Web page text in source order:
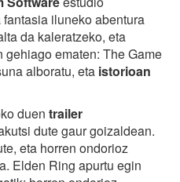
iluneko abentura
da kaleratzeko, eta
ematen: The Game
alboratu, eta istorioan
duen trailer
dute gaur goizaldean.
eta horren ondorioz
Elden Ring apurtu egin